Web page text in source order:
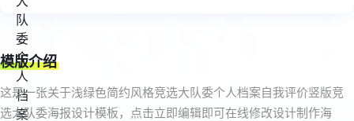
模版介绍
这是一张关于浅绿色简约风格竞选大队委个人档案自我评价竖版竞
选大队委海报设计模板，点击立即编辑即可在线修改设计制作海